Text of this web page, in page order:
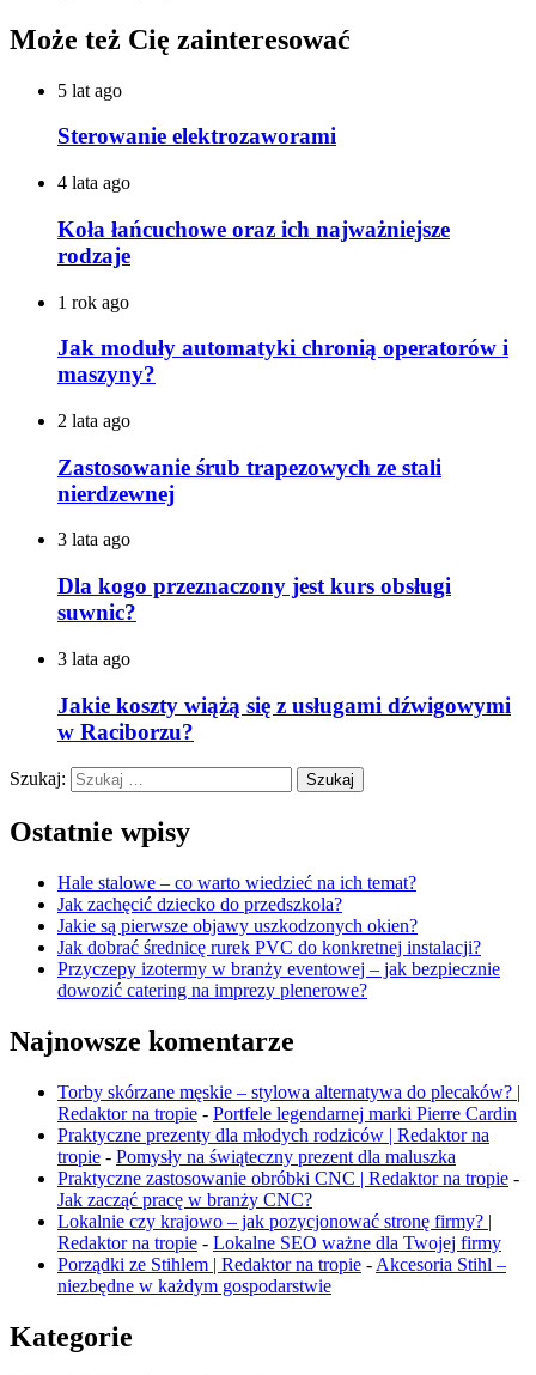
Może też Cię zainteresować
5 lat ago
Sterowanie elektrozaworami
4 lata ago
Koła łańcuchowe oraz ich najważniejsze
rodzaje
1 rok ago
Jak moduły automatyki chronią operatorów i
maszyny?
2 lata ago
Zastosowanie śrub trapezowych ze stali
nierdzewnej
3 lata ago
Dla kogo przeznaczony jest kurs obsługi
suwnic?
3 lata ago
Jakie koszty wiążą się z usługami dźwigowymi
w Raciborzu?
Szukaj:
Ostatnie wpisy
Hale stalowe – co warto wiedzieć na ich temat?
Jak zachęcić dziecko do przedszkola?
Jakie są pierwsze objawy uszkodzonych okien?
Jak dobrać średnicę rurek PVC do konkretnej instalacji?
Przyczepy izotermy w branży eventowej – jak bezpiecznie
dowozić catering na imprezy plenerowe?
Najnowsze komentarze
Torby skórzane męskie – stylowa alternatywa do plecaków? |
Redaktor na tropie - Portfele legendarnej marki Pierre Cardin
Praktyczne prezenty dla młodych rodziców | Redaktor na
tropie - Pomysły na świąteczny prezent dla maluszka
Praktyczne zastosowanie obróbki CNC | Redaktor na tropie -
Jak zacząć pracę w branży CNC?
Lokalnie czy krajowo – jak pozycjonować stronę firmy? |
Redaktor na tropie - Lokalne SEO ważne dla Twojej firmy
Porządki ze Stihlem | Redaktor na tropie - Akcesoria Stihl –
niezbędne w każdym gospodarstwie
Kategorie